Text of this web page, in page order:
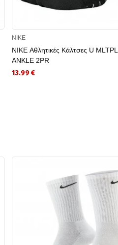
NIKE
NIKE Αθλητικές Κάλτσες U
ANKLE 2PR
13.99 €